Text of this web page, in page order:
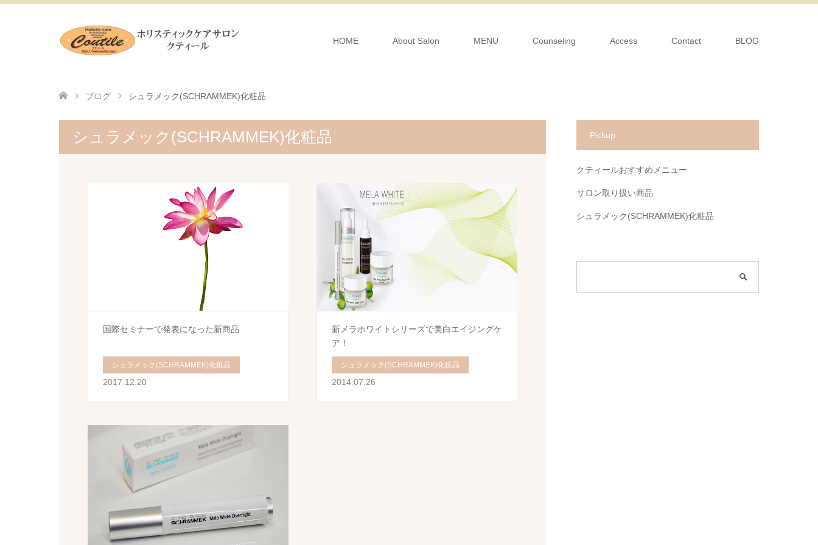
HOME About Salon MENU Counseling Access Contact BLOG
ブログ シュラメック(SCHRAMMEK)化粧品
シュラメック(SCHRAMMEK)化粧品
国際セミナーで発表になった新商品
シュラメック(SCHRAMMEK)化粧品
2017.12.20
新メラホワイトシリーズで美白エイジングケ
ア！
シュラメック(SCHRAMMEK)化粧品
2014.07.26
Pickup
クティールおすすめメニュー
サロン取り扱い商品
シュラメック(SCHRAMMEK)化粧品